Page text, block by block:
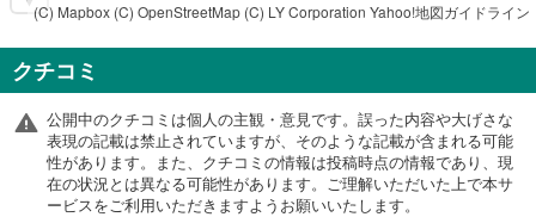
(C) Mapbox (C) OpenStreetMap (C) LY Corporation Yahoo!地図ガイドライン
クチコミ
公開中のクチコミは個人の主観・意見です。誤った内容や大げさな
表現の記載は禁止されていますが、そのような記載が含まれる可能
性があります。また、クチコミの情報は投稿時点の情報であり、現
在の状況とは異なる可能性があります。ご理解いただいた上で本サ
ービスをご利用いただきますようお願いいたします。